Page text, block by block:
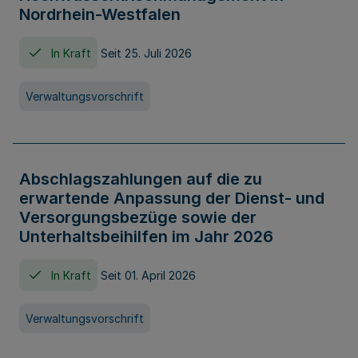
Nordrhein-Westfalen
In Kraft Seit 25. Juli 2026
Verwaltungsvorschrift
Abschlagszahlungen auf die zu
erwartende Anpassung der Dienst- und
Versorgungsbezüge sowie der
Unterhaltsbeihilfen im Jahr 2026
In Kraft Seit 01. April 2026
Verwaltungsvorschrift